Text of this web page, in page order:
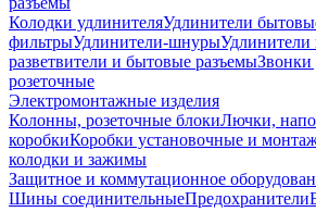
Колодки удлинителяУдлинители
фильтрыУдлинители-шнурыУдлинители
разветвители и бытовые разъемыЗвонки
розеточные
Электромонтажные изделия
Колонны, розеточные блокиЛючки,
коробкиКоробки установочные и
колодки и зажимы
Защитное и коммутационное
Шины соединительныеПредохранители